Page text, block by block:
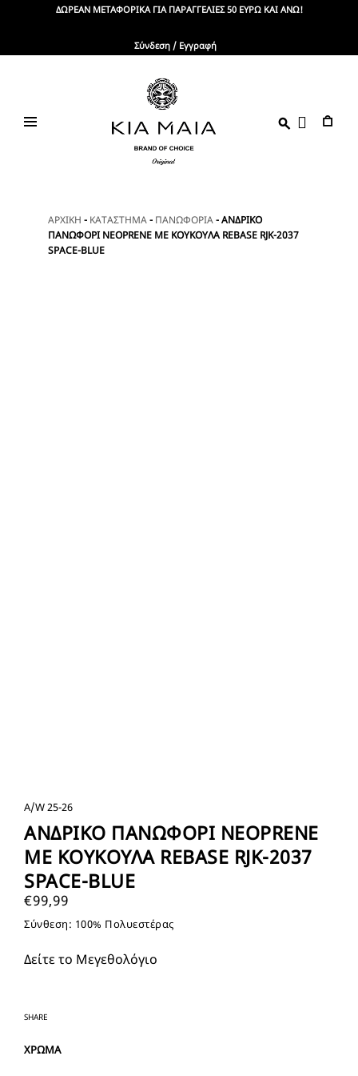
ΔΩΡΕΑΝ ΜΕΤΑΦΟΡΙΚΑ ΓΙΑ ΠΑΡΑΓΓΕΛΙΕΣ 50 ΕΥΡΩ ΚΑΙ ΑΝΩ!
Σύνδεση / Εγγραφή
ΑΡΧΙΚΗ - ΚΑΤΑΣΤΗΜΑ- ΠΑΝΩΦΟΡΙΑ-ΑΝΔΡΙΚΟ
ΠΑΝΩΦΟΡΙ NEOPRENE ΜΕ ΚΟΥΚΟΥΛΑ REBASE RJK-2037
SPACE-BLUE
A/W 25-26
ΑΝΔΡΙΚΟ ΠΑΝΩΦΟΡΙ NEOPRENE
ΜΕ ΚΟΥΚΟΥΛΑ REBASE RJK-2037
SPACE-BLUE
€99,99
Σύνθεση: 100% Πολυεστέρας
Δείτε το Μεγεθολόγιο
SHARE
ΧΡΩΜΑ